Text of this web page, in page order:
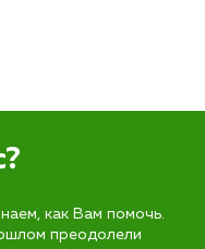
как Вам помочь.
преодолели